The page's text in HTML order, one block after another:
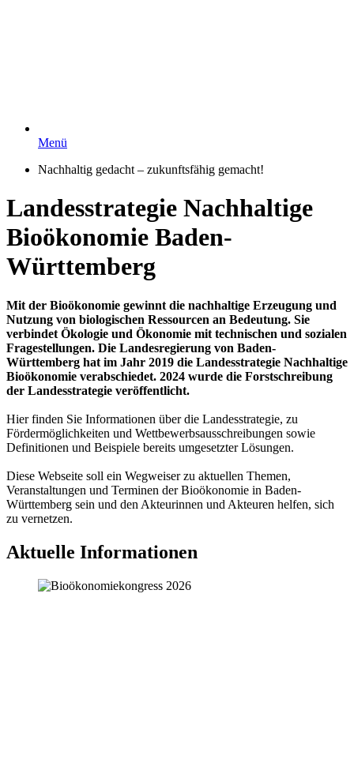
Menü
Nachhaltig gedacht – zukunftsfähig gemacht!
Landesstrategie Nachhaltige
Bioökonomie Baden-
Württemberg
Mit der Bioökonomie gewinnt die nachhaltige Erzeugung und
Nutzung von biologischen Ressourcen an Bedeutung. Sie
verbindet Ökologie und Ökonomie mit technischen und sozialen
Fragestellungen. Die Landesregierung von Baden-
Württemberg hat im Jahr 2019 die Landesstrategie Nachhaltige
Bioökonomie verabschiedet. 2024 wurde die Forstschreibung
der Landesstrategie veröffentlicht.
Hier finden Sie Informationen über die Landesstrategie, zu
Fördermöglichkeiten und Wettbewerbsausschreibungen sowie
Definitionen und Beispiele bereits umgesetzter Lösungen.
Diese Webseite soll ein Wegweiser zu aktuellen Themen,
Veranstaltungen und Terminen der Bioökonomie in Baden-
Württemberg sein und den Akteurinnen und Akteuren helfen, sich
zu vernetzen.
Aktuelle Informationen